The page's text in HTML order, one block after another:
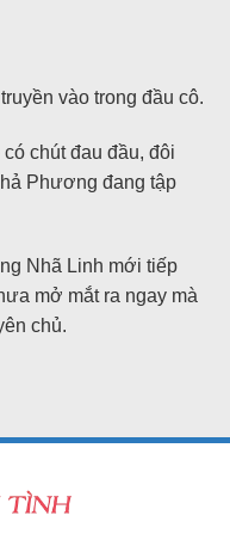
vào trong đầu cô.
chút đau đầu, đôi
Phương đang tập
Nhã Linh mới tiếp
mở mắt ra ngay mà
chủ.